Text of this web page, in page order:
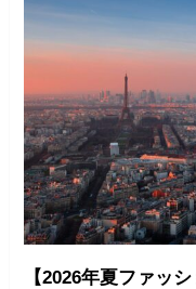
【2026年夏ファッ